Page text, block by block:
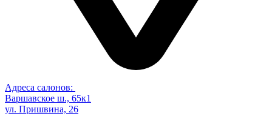
Адреса салонов:
Варшавское ш., 65к1
ул. Пришвина, 26